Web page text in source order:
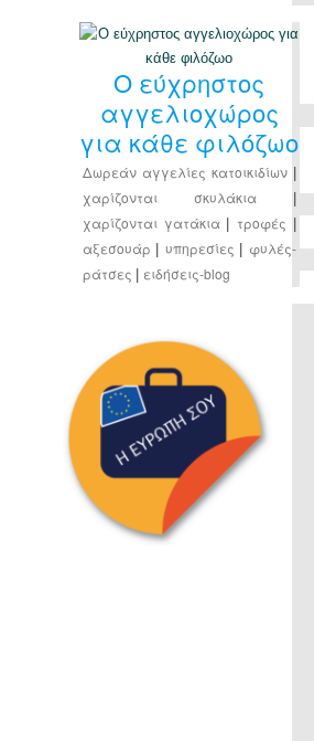
Ο εύχρηστος
αγγελιοχώρος
για κάθε φιλόζωο
Δωρεάν αγγελίες κατοικιδίων
χαρίζονται σκυλάκια
χαρίζονται γατάκια τροφές
αξεσουάρ υπηρεσίες
φυλές-
ράτσες
ειδήσεις-blog